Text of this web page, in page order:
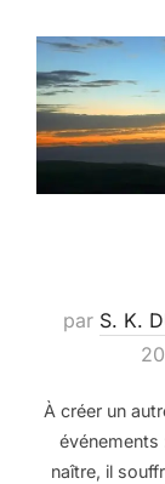
par S. K.
À créer un
événements
naître, il